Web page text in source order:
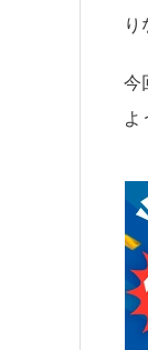
り
今
よ